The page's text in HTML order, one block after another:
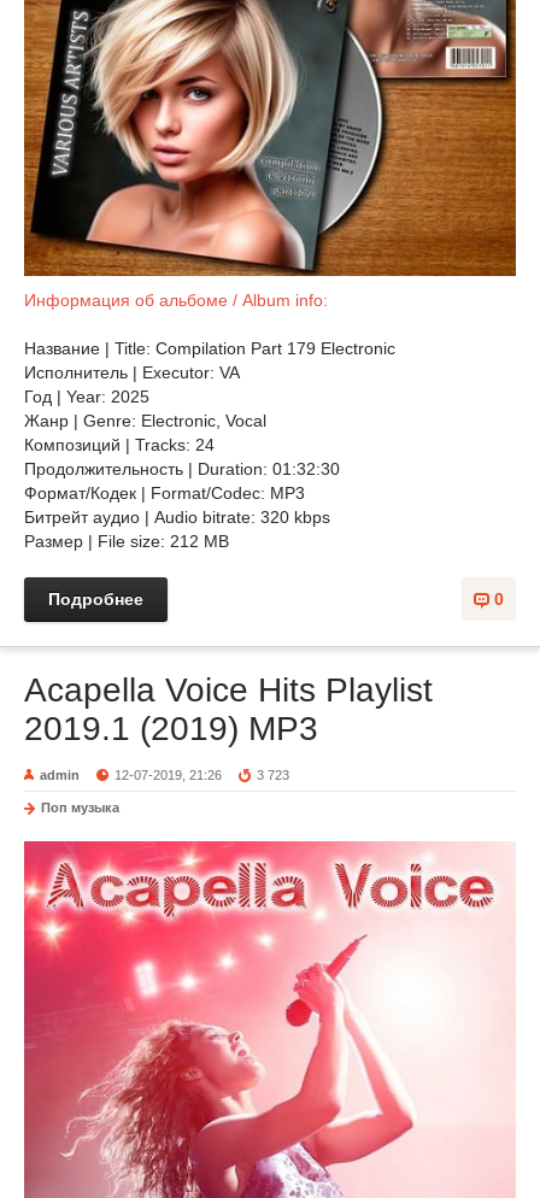
Информация об альбоме / Album info:
Название | Title: Compilation Part 179 Electronic
Исполнитель | Executor: VA
Год | Year: 2025
Жанр | Genre: Electronic, Vocal
Композиций | Tracks: 24
Продолжительность | Duration: 01:32:30
Формат/Кодек | Format/Codec: MP3
Битрейт аудио | Audio bitrate: 320 kbps
Размер | File size: 212 MB
0
Подробнее
Acapella Voice Hits Playlist
2019.1 (2019) MP3
admin 12-07-2019, 21:26 3 723
Поп музыка